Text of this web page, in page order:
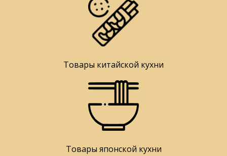
Товары китайской кухни
Товары японской кухни